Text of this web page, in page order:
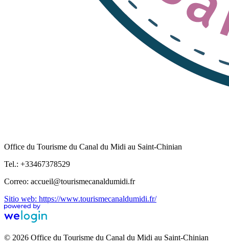
Office du Tourisme du Canal du Midi au Saint-Chinian
Tel.: +33467378529
Correo: accueil@tourismecanaldumidi.fr
Sitio web: https://www.tourismecanaldumidi.fr/
© 2026 Office du Tourisme du Canal du Midi au Saint-Chinian